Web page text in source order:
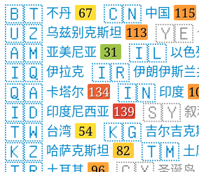
🇧🇹 不丹 67 🇨🇳 中国 115
🇺🇿 乌兹别克斯坦 113 🇾🇪
🇦🇲 亚美尼亚 31 🇮🇱 以色
🇮🇶 伊拉克 🇮🇷 伊朗伊斯兰
🇶🇦 卡塔尔 134 🇮🇳 印度
🇮🇩 印度尼西亚 139 🇸🇾
🇹🇼 台湾 54 🇰🇬 吉尔吉克
🇰🇿 哈萨克斯坦 82 🇹🇲 土